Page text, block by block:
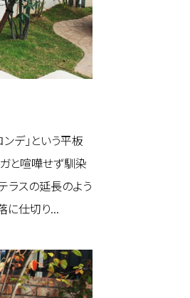
デ」という平板
と喧嘩せず馴染
ラスの延長のよう
に仕切り...